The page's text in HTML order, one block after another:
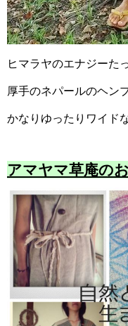
ヒマラヤのエナジーた
厚手のネパールのヘン
かなりゆったりワイド
アマヤマ草庵の